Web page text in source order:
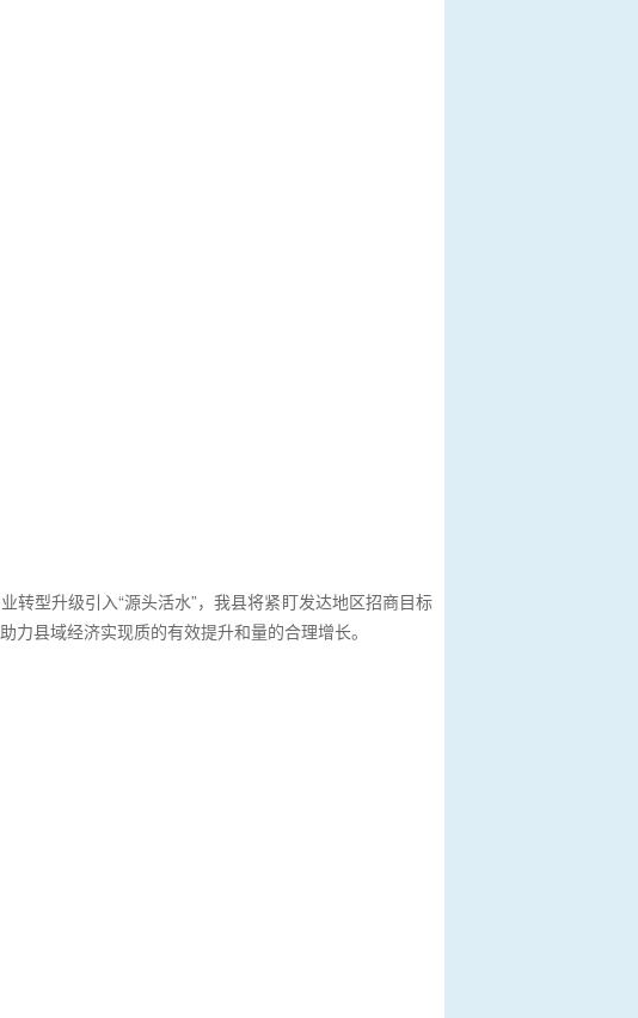
转型升级引入“源头活水”，我县将紧盯发达地区招商目标
力县域经济实现质的有效提升和量的合理增长。